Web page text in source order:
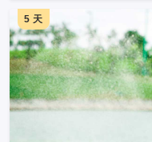
🚩 巴亭廣場：胡志明主
🚩 胡志明故居（外觀）
🚩 西湖＋鎮國寺：湖光
🚩 還劍湖：位於市中心
🚩 三十六古街（電瓶車
☕ 滴滴咖啡下午茶：越
🌟 打球 × 觀光 × 咖啡時
揮桿在山巒與日式球場
河內古街與湖畔，再以
👉 不只是高球行程，而
5 天